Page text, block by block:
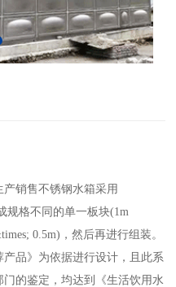
销售不锈钢水箱采用
规格不同的单一板块(1m
0.5m)，然后再进行组装。
品》为依据进行设计，且此系
的鉴定，均达到《生活饮用水